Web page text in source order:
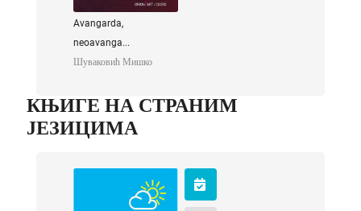
Avangarda,
neoavanga...
Шуваковић Мишко
КЊИГЕ НА СТРАНИМ
ЈЕЗИЦИМА
Flip it
Heppell Michael